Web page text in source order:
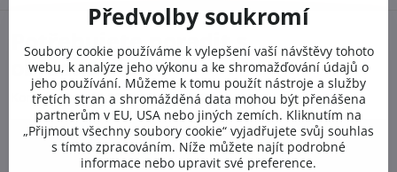
Potřebujete poradit s
objednávkou?
Kontaktujte nás PO-PÁ 8:00 - 16:00:
+420 412 528 367
Předvolby soukromí
Soubory cookie používáme k vylepšení vaší návštěvy tohoto
webu, k analýze jeho výkonu a ke shromažďování údajů o
jeho používání. Můžeme k tomu použít nástroje a služby
třetích stran a shromážděná data mohou být přenášena
partnerům v EU, USA nebo jiných zemích. Kliknutím na
„Přijmout všechny soubory cookie“ vyjadřujete svůj souhlas
s tímto zpracováním. Níže můžete najít podrobné
informace nebo upravit své preference.